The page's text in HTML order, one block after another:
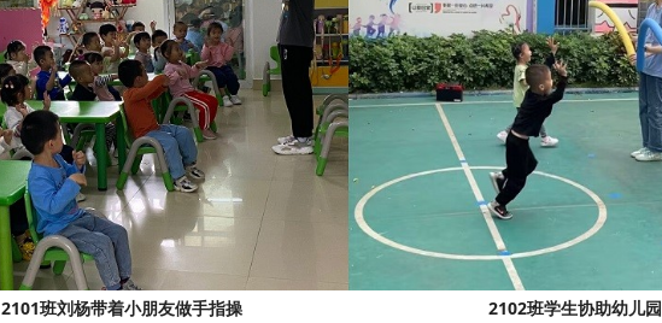
2101班刘杨带着小朋友做手指操 2102班学生协助幼儿园潘